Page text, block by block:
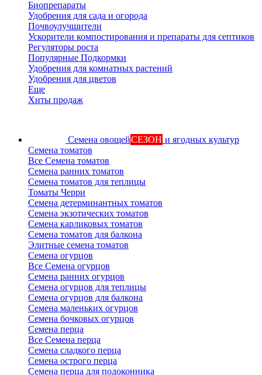
Биопрепараты
Удобрения для сада и огорода
Почвоулучшители
Ускорители компостирования и препараты для септиков
Регуляторы роста
Популярные Подкормки
Удобрения для комнатных растений
Удобрения для цветов
Еще
Хиты продаж
Семена овощейСЕЗОН и ягодных культур
Семена томатов
Все Семена томатов
Семена ранних томатов
Семена томатов для теплицы
Томаты Черри
Семена детерминантных томатов
Семена экзотических томатов
Семена карликовых томатов
Семена томатов для балкона
Элитные семена томатов
Семена огурцов
Все Семена огурцов
Семена ранних огурцов
Семена огурцов для теплицы
Семена огурцов для балкона
Семена маленьких огурцов
Семена бочковых огурцов
Семена перца
Все Семена перца
Семена сладкого перца
Семена острого перца
Семена перца для подоконника